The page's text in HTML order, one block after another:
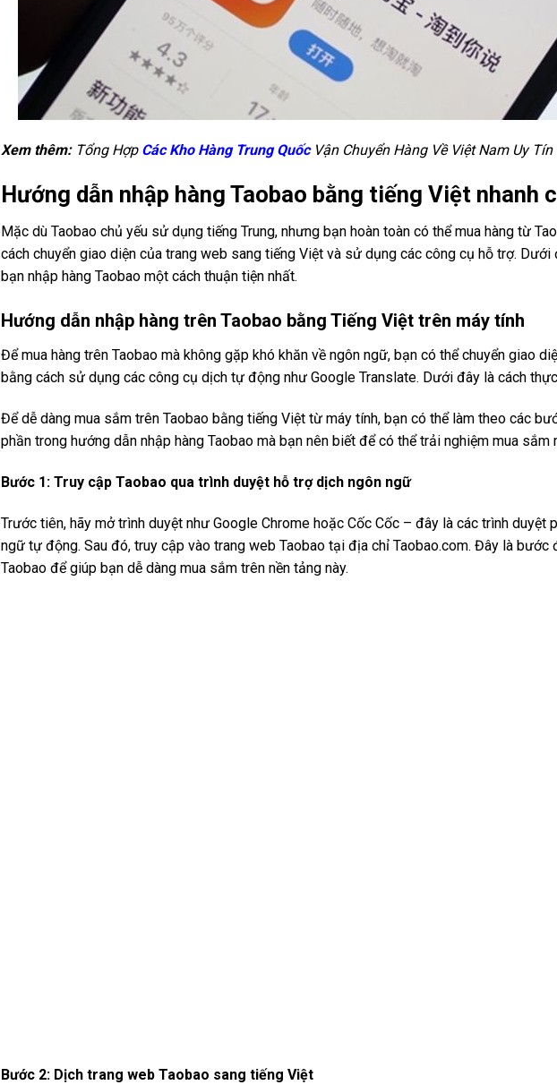
Xem thêm: Tổng Hợp Các Kho Hàng Trung QuốcVận Chuyển Hàng Về Việt Nam Uy Tín
Hướng dẫn nhập hàng Taobao bằng tiếng Việt nhanh
Mặc dù Taobao chủ yếu sử dụng tiếng Trung, nhưng bạn hoàn toàn có thể mua hàng từ
cách chuyển giao diện của trang web sang tiếng Việt và sử dụng các công cụ hỗ trợ.
bạn nhập hàng Taobao một cách thuận tiện nhất.
Hướng dẫn nhập hàng trên Taobao​ bằng Tiếng Việt trên máy tính
Để mua hàng trên Taobao mà không gặp khó khăn về ngôn ngữ, bạn có thể chuyển giao
bằng cách sử dụng các công cụ dịch tự động như Google Translate. Dưới đây là cách
Để dễ dàng mua sắm trên Taobao bằng tiếng Việt từ máy tính, bạn có thể làm theo các
phần trong hướng dẫn nhập hàng Taobao mà bạn nên biết để có thể trải nghiệm mua sắm
Bước 1: Truy cập Taobao qua trình duyệt hỗ trợ dịch ngôn ngữ
Trước tiên, hãy mở trình duyệt như Google Chrome hoặc Cốc Cốc – đây là các trình duyệt
ngữ tự động. Sau đó, truy cập vào trang web Taobao tại địa chỉ Taobao.com. Đây là bước
Taobao để giúp bạn dễ dàng mua sắm trên nền tảng này.
Bước 2: Dịch trang web Taobao sang tiếng Việt